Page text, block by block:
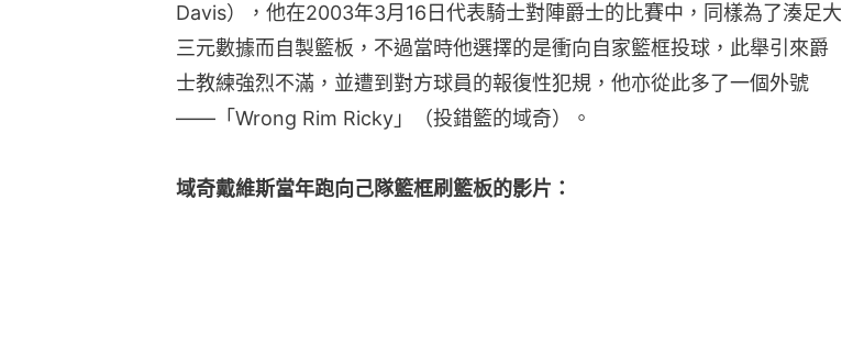
Davis），他在2003年3月16日代表騎士對陣爵士的比賽中，同樣為了湊足大
三元數據而自製籃板，不過當時他選擇的是衝向自家籃框投球，此舉引來爵
士教練強烈不滿，並遭到對方球員的報復性犯規，他亦從此多了一個外號
——「Wrong Rim Ricky」（投錯籃的域奇）。
域奇戴維斯當年跑向己隊籃框刷籃板的影片：